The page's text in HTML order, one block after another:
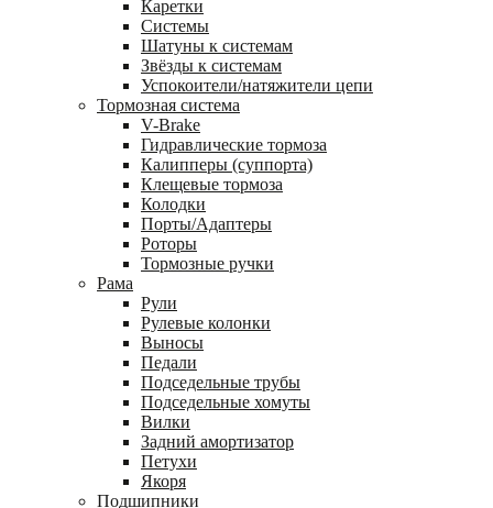
Каретки
Системы
Шатуны к системам
Звёзды к системам
Успокоители/натяжители цепи
Тормозная система
V-Brake
Гидравлические тормоза
Калипперы (суппорта)
Клещевые тормоза
Колодки
Порты/Адаптеры
Роторы
Тормозные ручки
Рама
Рули
Рулевые колонки
Выносы
Педали
Подседельные трубы
Подседельные хомуты
Вилки
Задний амортизатор
Петухи
Якоря
Подшипники